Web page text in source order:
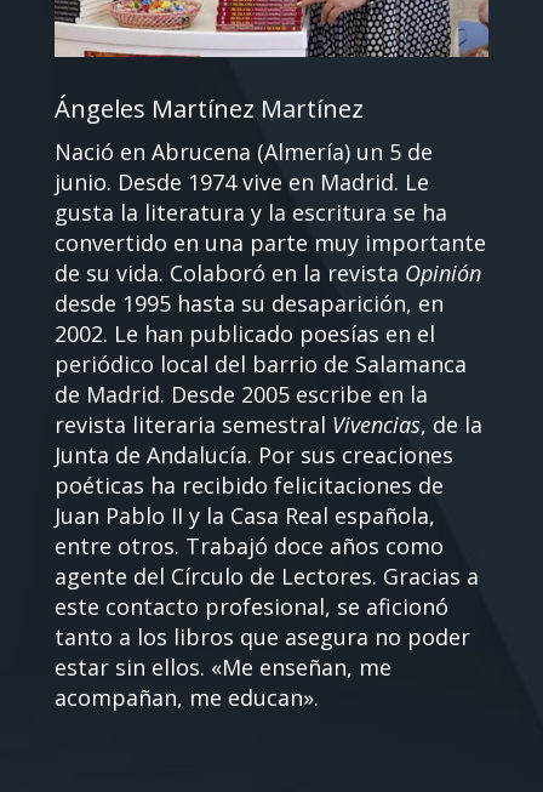
Ángeles Martínez Martínez
Nació en Abrucena (Almería) un 5 de
junio. Desde 1974 vive en Madrid. Le
gusta la literatura y la escritura se ha
convertido en una parte muy importante
de su vida. Colaboró en la revista Opinión
desde 1995 hasta su desaparición, en
2002. Le han publicado poesías en el
periódico local del barrio de Salamanca
de Madrid. Desde 2005 escribe en la
revista literaria semestral Vivencias, de la
Junta de Andalucía. Por sus creaciones
poéticas ha recibido felicitaciones de
Juan Pablo II y la Casa Real española,
entre otros. Trabajó doce años como
agente del Círculo de Lectores. Gracias a
este contacto profesional, se aficionó
tanto a los libros que asegura no poder
estar sin ellos. «Me enseñan, me
acompañan, me educan».